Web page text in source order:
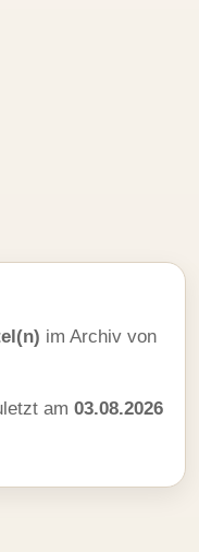
im Archiv von
am 03.08.2026